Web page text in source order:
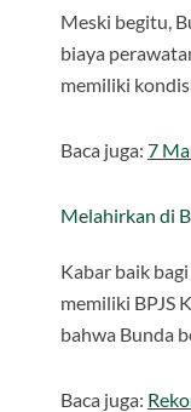
Meski begitu,
biaya
memiliki
Baca juga: 7
Melahirkan di
Kabar baik
memiliki BPJS
bahwa Bunda
Baca juga: